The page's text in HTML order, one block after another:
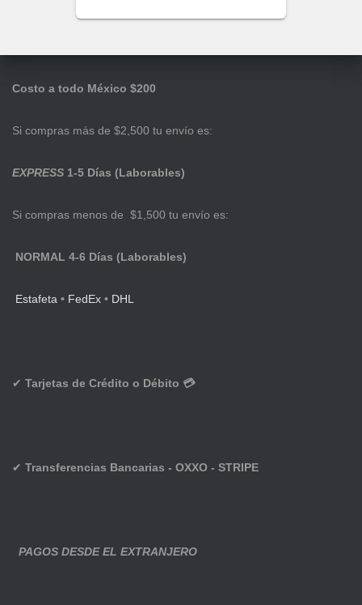
Costo a todo México $200
Si compras más de $2,500 tu envío es:
EXPRESS 1-5 Días (Laborables)
Si compras menos de $1,500 tu envío es:
NORMAL 4-6 Días (Laborables)
Estafeta • FedEx • DHL
✔ Tarjetas de Crédito o Débito 💳
✔ Transferencias Bancarias - OXXO - STRIPE
PAGOS DESDE EL EXTRANJERO